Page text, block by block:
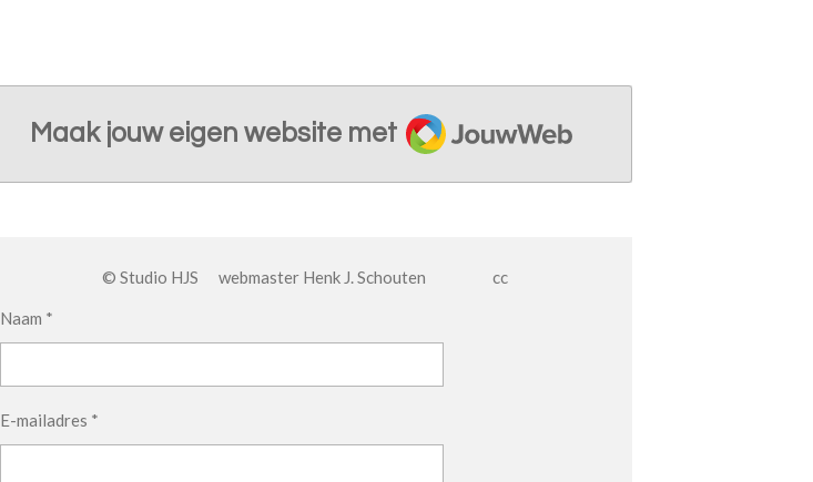
Maak jouw eigen website met
JouwWeb
© Studio HJS webmaster Henk J. Schouten cc
Naam *
E-mailadres *